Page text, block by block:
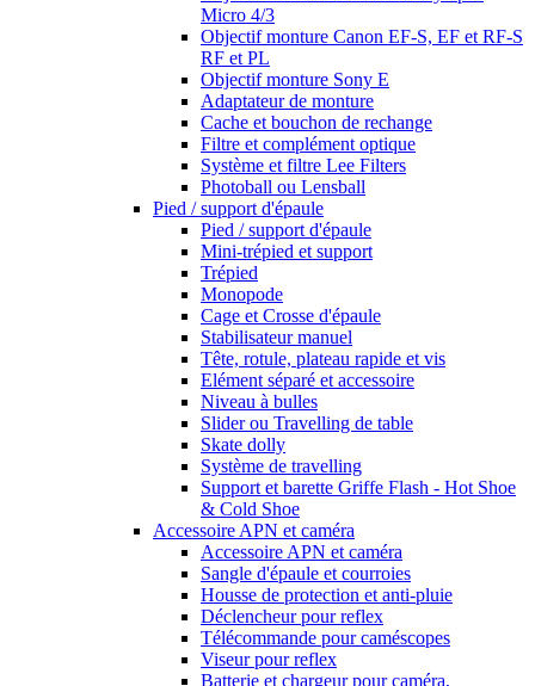
Micro 4/3
Objectif monture Canon EF-S, EF et RF-S
RF et PL
Objectif monture Sony E
Adaptateur de monture
Cache et bouchon de rechange
Filtre et complément optique
Système et filtre Lee Filters
Photoball ou Lensball
Pied / support d'épaule
Pied / support d'épaule
Mini-trépied et support
Trépied
Monopode
Cage et Crosse d'épaule
Stabilisateur manuel
Tête, rotule, plateau rapide et vis
Elément séparé et accessoire
Niveau à bulles
Slider ou Travelling de table
Skate dolly
Système de travelling
Support et barette Griffe Flash - Hot Shoe
& Cold Shoe
Accessoire APN et caméra
Accessoire APN et caméra
Sangle d'épaule et courroies
Housse de protection et anti-pluie
Déclencheur pour reflex
Télécommande pour caméscopes
Viseur pour reflex
Batterie et chargeur pour caméra,